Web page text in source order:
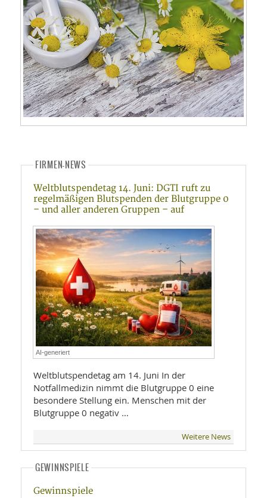
FIRMEN-NEWS
Weltblutspendetag 14. Juni: DGTI ruft zu
regelmäßigen Blutspenden der Blutgruppe 0
– und aller anderen Gruppen – auf
AI-generiert
Weltblutspendetag am 14. Juni In der
Notfallmedizin nimmt die Blutgruppe 0 eine
besondere Stellung ein. Menschen mit der
Blutgruppe 0 negativ …
Weitere News
GEWINNSPIELE
Gewinnspiele